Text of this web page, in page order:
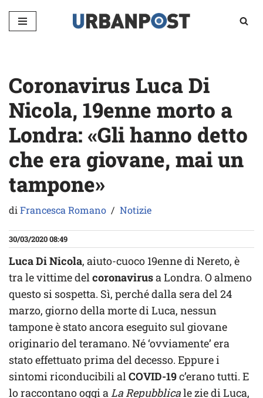
Vai
Coronavirus Luca Di
Nicola, 19enne morto a
Londra: «Gli hanno detto
che era giovane, mai un
tampone»
diFrancesca Romano Notizie
30/03/2020 08:49
Luca Di Nicola, aiuto-cuoco 19enne di Nereto, è
tra le vittime delcoronavirusa Londra. O almeno
questo si sospetta. Sì, perché dalla sera del 24
marzo, giorno della morte di Luca, nessun
tampone è stato ancora eseguito sul giovane
originario del teramano. Né ‘ovviamente’ era
stato effettuato prima del decesso. Eppure i
sintomi riconducibili alCOVID-19c’erano tutti. E
lo raccontano oggi aLa Repubblicale zie di Luca,